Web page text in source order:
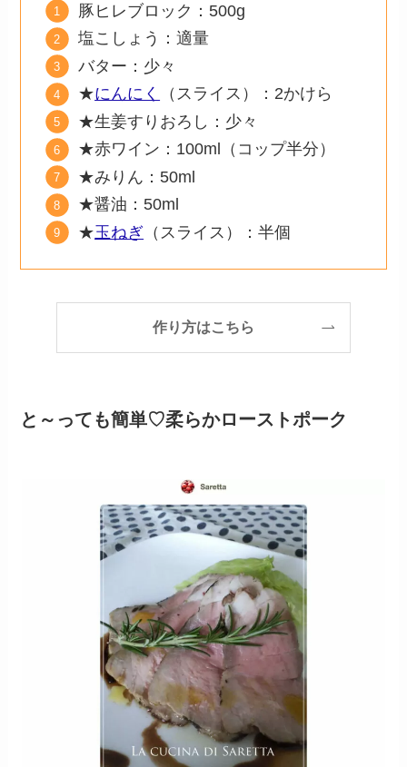
豚ヒレブロック：500g
塩こしょう：適量
バター：少々
★にんにく
（スライス）：2かけら
★生姜すりおろし：少々
★赤ワイン：100ml（コップ半分）
★みりん：50ml
★醤油：50ml
★玉ねぎ （スライス）：半個
作り方はこちら
と～っても簡単♡柔らかローストポーク